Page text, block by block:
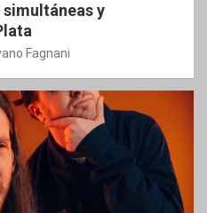
y
Fagnani